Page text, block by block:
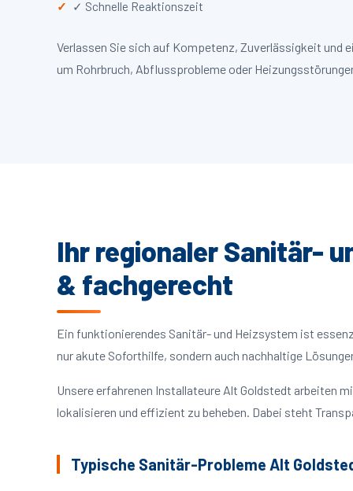
✓ Schnelle Reaktionszeit
Verlassen Sie sich auf Kompetenz, Zuverlässigkeit
um Rohrbruch, Abflussprobleme oder
Ihr regionaler Sanitär-
& fachgerecht
Ein funktionierendes Sanitär- und Heizsystem ist
nur akute Soforthilfe, sondern auch nachhaltige
Unsere erfahrenen Installateure Alt Goldstedt arbeiten
lokalisieren und effizient zu beheben. Dabei steht
Typische Sanitär-Probleme Alt